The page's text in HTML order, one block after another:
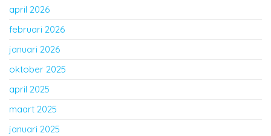
april 2026
februari 2026
januari 2026
oktober 2025
april 2025
maart 2025
januari 2025